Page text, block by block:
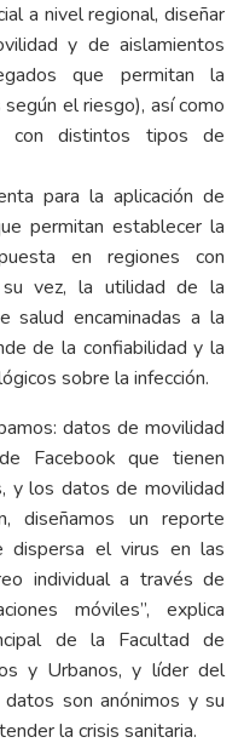
a nivel regional, diseñar
y de aislamientos
que permitan la
el riesgo), así como
con distintos tipos de
para la aplicación de
permitan establecer la
en regiones con
su vez, la utilidad de la
salud encaminadas a la
de la confiabilidad y la
sobre la infección.
datos de movilidad
Facebook que tienen
y los datos de movilidad
diseñamos un reporte
dispersa el virus en las
individual a través de
móviles”, explica
de la Facultad de
y Urbanos, y líder del
son anónimos y su
la crisis sanitaria.